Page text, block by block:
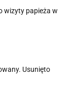
wizyty papieża w
Usunięto